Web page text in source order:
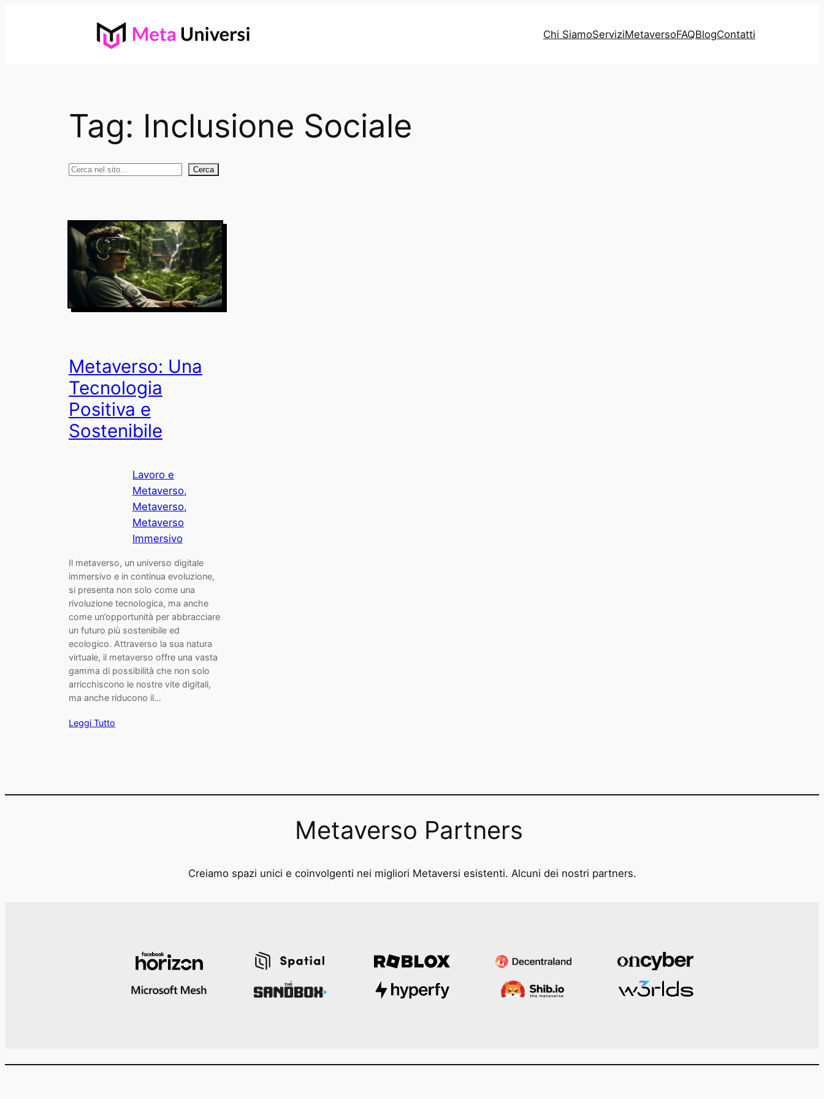
Chi SiamoServiziMetaversoFAQBlogContatti
Tag: Inclusione Sociale
Cerca Cerca
Metaverso: Una
Tecnologia
Positiva e
Sostenibile
Lavoro e
Metaverso
Metaverso
Metaverso
Immersivo
Il metaverso, un universo digitale
immersivo e in continua evoluzione,
si presenta non solo come una
rivoluzione tecnologica, ma anche
come un’opportunità per abbracciare
un futuro più sostenibile ed
ecologico. Attraverso la sua natura
virtuale, il metaverso offre una vasta
gamma di possibilità che non solo
arricchiscono le nostre vite digitali,
ma anche riducono il…
Leggi Tutto
Metaverso Partners
Creiamo spazi unici e coinvolgenti nei migliori Metaversi esistenti. Alcuni dei nostri partners.